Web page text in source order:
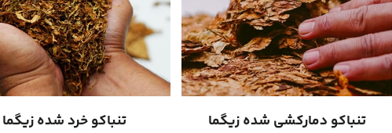
تنباکو دمارکشی شده زیگما تنباکو خرد شده زیگما